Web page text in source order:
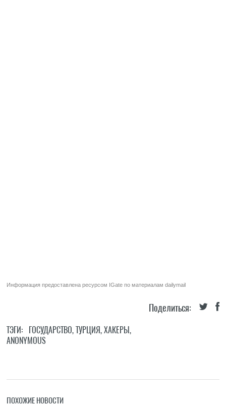
Информация предоставлена ресурсом IGate по материаламdailymail
Поделиться:
ТЭГИ: ГОСУДАРСТВО,ТУРЦИЯ,ХАКЕРЫ,
ANONYMOUS
ПОХОЖИЕ НОВОСТИ